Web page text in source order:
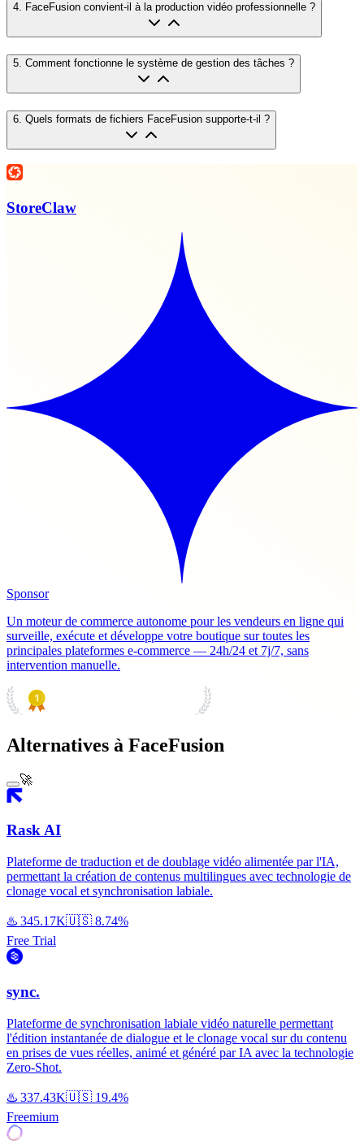
4. FaceFusion convient-il à la production vidéo professionnelle ?
5 Comment fonctionne le système de gestion des tâches ?
6 Quels formats de fichiers FaceFusion supporte-t-il ?
StoreClaw
Sponsor
Un moteur de commerce autonome pour les vendeurs en ligne qui
surveille, exécute et développe votre boutique sur toutes les
principales plateformes e-commerce — 24h/24 et 7j/7, sans
intervention manuelle.
Alternatives à FaceFusion
🚀
Rask AI
Plateforme de traduction et de doublage vidéo alimentée par l'IA,
permettant la création de contenus multilingues avec technologie de
clonage vocal et synchronisation labiale.
♨️ 345.17K🇺🇸 8.74%
Free Trial
sync.
Plateforme de synchronisation labiale vidéo naturelle permettant
l'édition instantanée de dialogue et le clonage vocal sur du contenu
en prises de vues réelles, animé et généré par IA avec la technologie
Zero-Shot.
♨️ 337.43K🇺🇸 19.4%
Freemium